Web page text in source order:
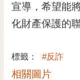
資
料
宣
告
宣導，希望能
化財產保護的
標籤： #反詐
相關圖片